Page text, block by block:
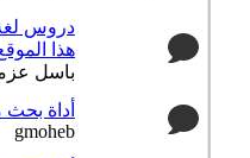
دروس لغة
هذا
باسل
أداة بحث
gmoheb